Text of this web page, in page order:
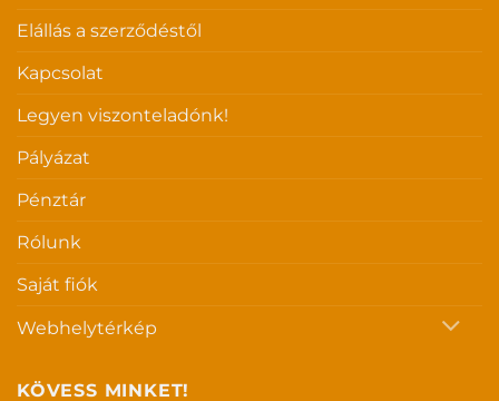
Elállás a szerződéstől
Kapcsolat
Legyen viszonteladónk!
Pályázat
Pénztár
Rólunk
Saját fiók
Webhelytérkép
KÖVESS MINKET!